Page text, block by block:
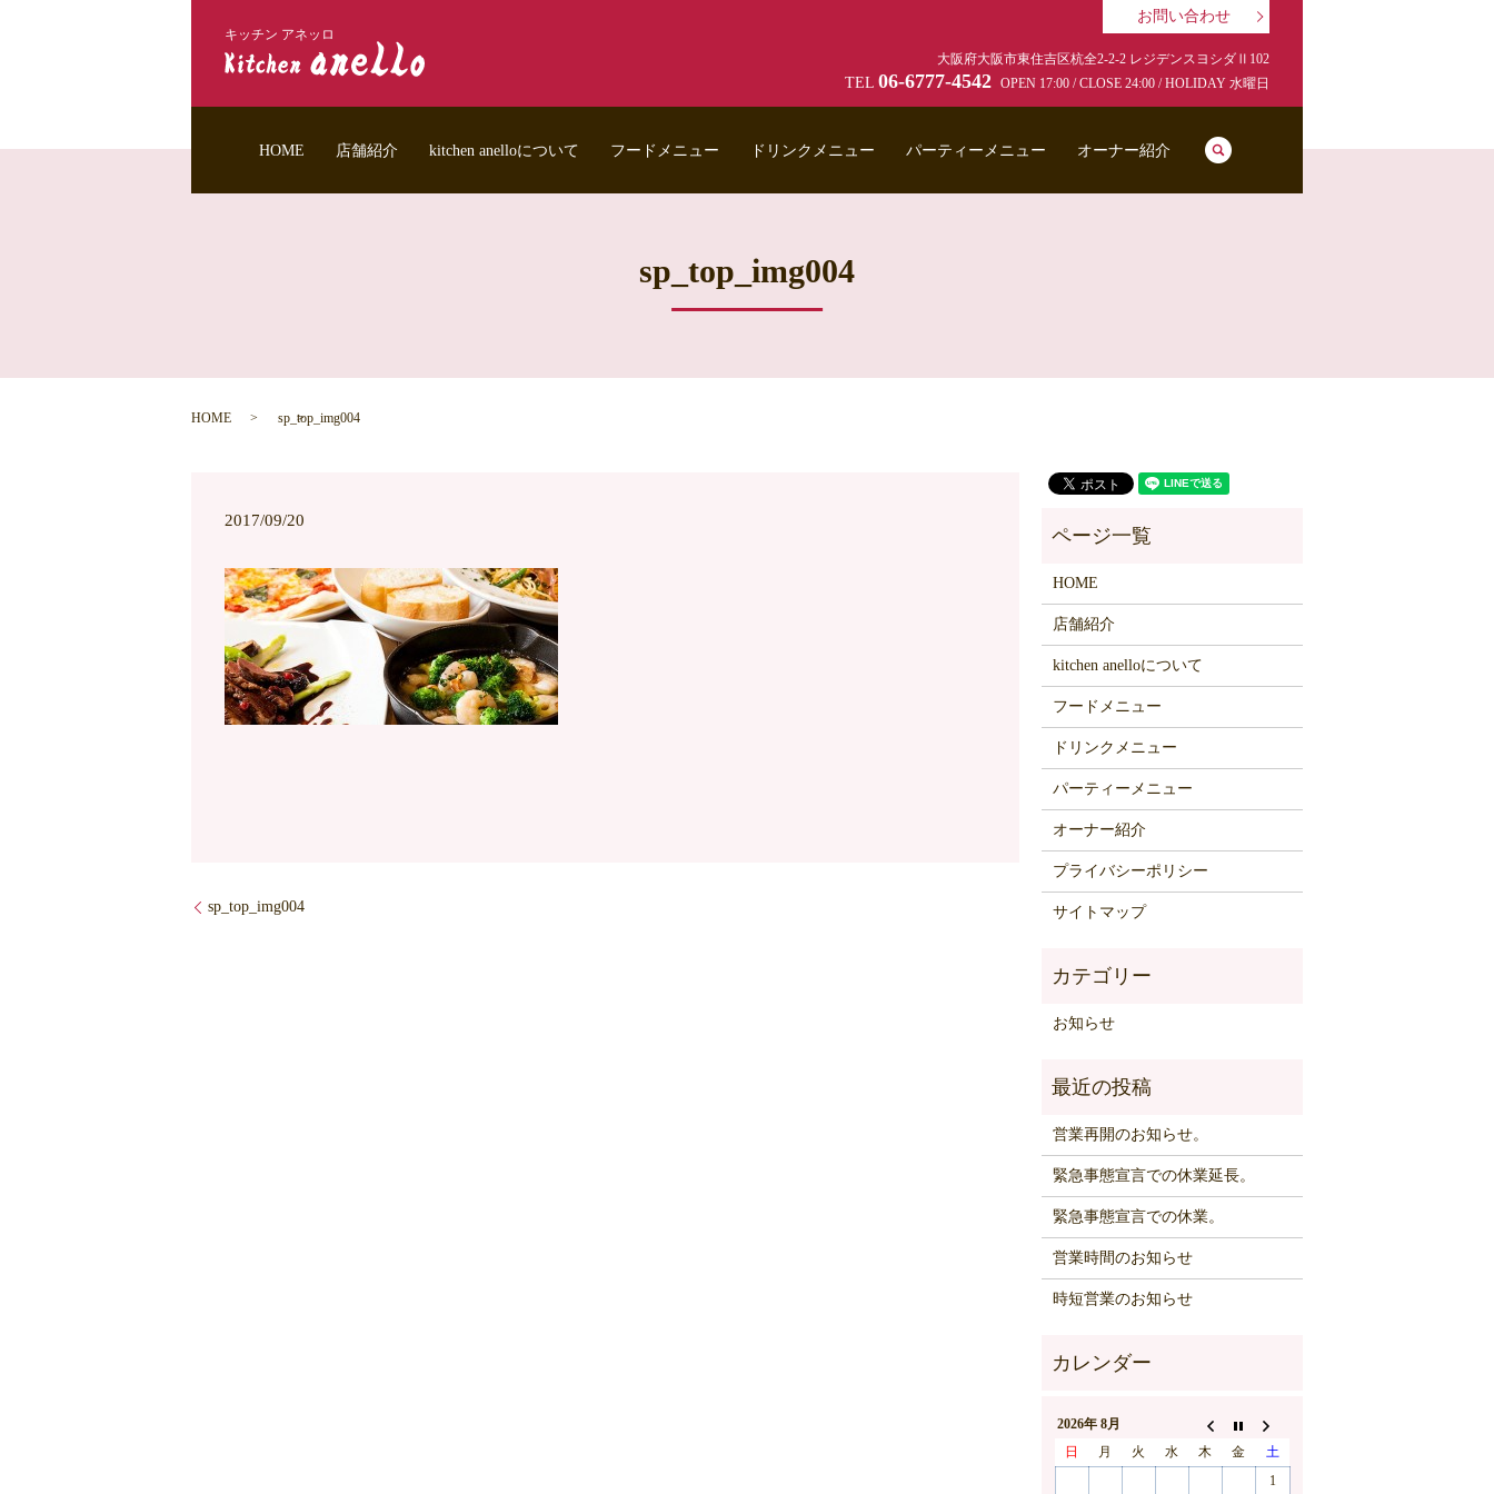
キッチン アネッロ
大阪府大阪市東住吉区杭全2-2-2 レジデンスヨシダⅡ102
TEL 06-6777-4542 OPEN 17:00 / CLOSE 24:00 / HOLIDAY 水曜日
お問い合わせ
HOME 店舗紹介 kitchen anelloについて フードメニュー ドリンクメニュー パーティーメニュー オーナー紹介
sp_top_img004
HOME sp_top_img004
2017/09/20
sp_top_img004
HOME
店舗紹介
kitchen anelloについて
フードメニュー
ドリンクメニュー
パーティーメニュー
オーナー紹介
プライバシーポリシー
サイトマップ
お知らせ
営業再開のお知らせ。
緊急事態宣言での休業延長。
緊急事態宣言での休業。
営業時間のお知らせ
時短営業のお知らせ
2026年 8月
日
月 火 水 木 金
土
1